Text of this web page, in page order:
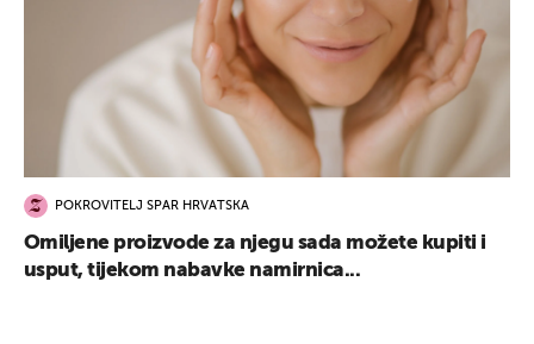
POKROVITELJ SPAR HRVATSKA
Omiljene proizvode za njegu sada možete kupiti i
usput, tijekom nabavke namirnica...